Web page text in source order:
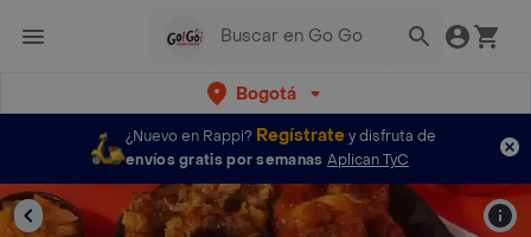
Bogotá
¿Nuevo en Rappi? Regístratey disfruta de
envíos gratis por semanas Aplican TyC